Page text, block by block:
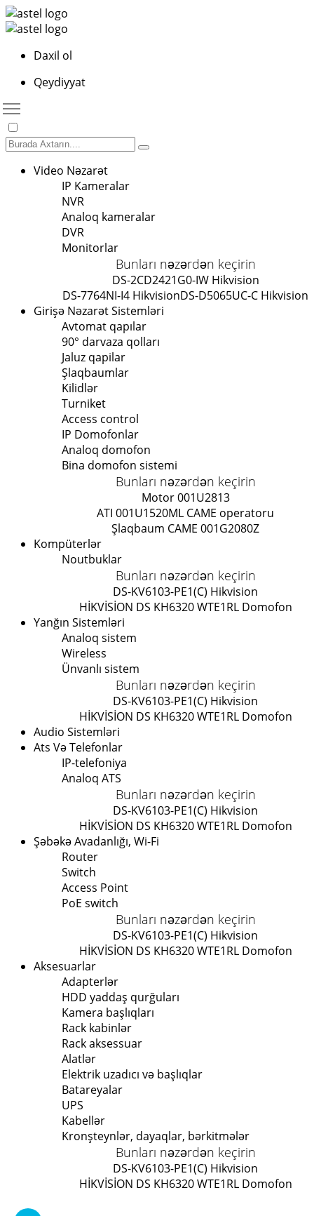
Daxil ol
Qeydiyyat
Video Nəzarət
IP Kameralar
NVR
Analoq kameralar
DVR
Monitorlar
Bunları nəzərdən keçirin
DS-2CD2421G0-IW Hikvision
DS-7764NI-I4 HikvisionDS-D5065UC-C Hikvision
Girişə Nəzarət Sistemləri
Avtomat qapılar
90° darvaza qolları
Jaluz qapilar
Şlaqbaumlar
Kilidlər
Turniket
Access control
IP Domofonlar
Analoq domofon
Bina domofon sistemi
Bunları nəzərdən keçirin
Motor 001U2813
ATI 001U1520ML CAME operatoru
Şlaqbaum CAME 001G2080Z
Kompüterlər
Noutbuklar
Bunları nəzərdən keçirin
DS-KV6103-PE1(C) Hikvision
HİKVİSİON DS KH6320 WTE1RL Domofon
Yanğın Sistemləri
Analoq sistem
Wireless
Ünvanlı sistem
Bunları nəzərdən keçirin
DS-KV6103-PE1(C) Hikvision
HİKVİSİON DS KH6320 WTE1RL Domofon
Audio Sistemləri
Ats Və Telefonlar
IP-telefoniya
Analoq ATS
Bunları nəzərdən keçirin
DS-KV6103-PE1(C) Hikvision
HİKVİSİON DS KH6320 WTE1RL Domofon
Şəbəkə Avadanlığı, Wi-Fi
Router
Switch
Access Point
PoE switch
Bunları nəzərdən keçirin
DS-KV6103-PE1(C) Hikvision
HİKVİSİON DS KH6320 WTE1RL Domofon
Aksesuarlar
Adapterlər
HDD yaddaş qurğuları
Kamera başlıqları
Rack kabinlər
Rack aksessuar
Alatlər
Elektrik uzadıcı və başlıqlar
Batareyalar
UPS
Kabellər
Kronşteynlər, dayaqlar, bərkitmələr
Bunları nəzərdən keçirin
DS-KV6103-PE1(C) Hikvision
HİKVİSİON DS KH6320 WTE1RL Domofon